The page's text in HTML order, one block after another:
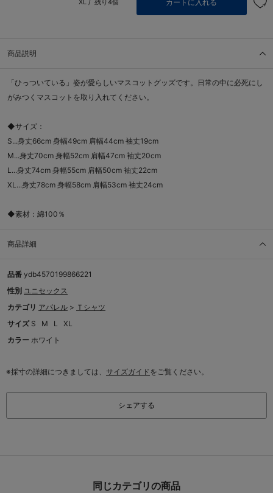
XL / 残り4個 カートに入れる
商品説明
「ひっついている」姿が愛らしいマスコットグッズです。日常の中に必死にし
がみつくマスコットを取り入れてください。
◆サイズ：
S...身丈66cm 身幅49cm 肩幅44cm 袖丈19cm
M...身丈70cm 身幅52cm 肩幅47cm 袖丈20cm
L...身丈74cm 身幅55cm 肩幅50cm 袖丈22cm
XL...身丈78cm 身幅58cm 肩幅53cm 袖丈24cm
◆素材：綿100％
商品詳細
品番 ydb4570199866221
性別 ユニセックス
カテゴリ アパレル > Ｔシャツ
サイズ S M L
XL
カラー ホワイト
※採寸の詳細につきましては、 サイズガイドをご覧ください。
シェアする
同じカテゴリの商品